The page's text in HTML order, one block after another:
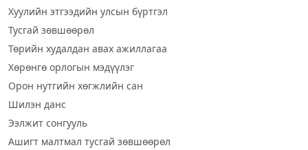
Хуулийн этгээдийн улсын бүртгэл
Тусгай зөвшөөрөл
Төрийн худалдан авах ажиллагаа
Хөрөнгө орлогын мэдүүлэг
Орон нутгийн хөгжлийн сан
Шилэн данс
Ээлжит сонгууль
Ашигт малтмал тусгай зөвшөөрөл